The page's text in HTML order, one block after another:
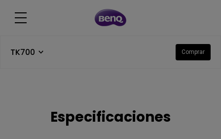
TK700 Comprar
Especificaciones